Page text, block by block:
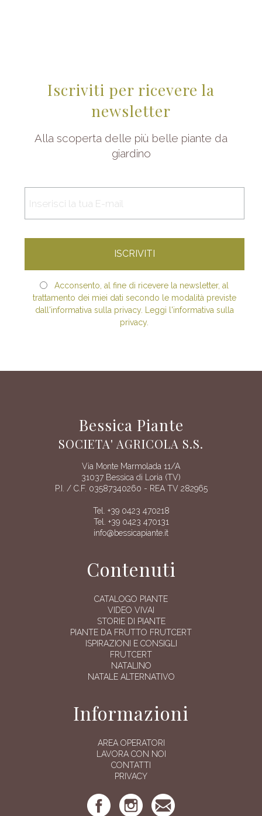
Iscriviti per ricevere la
newsletter
Alla scoperta delle più belle piante da
giardino
Acconsento, al fine di ricevere la newsletter, al
trattamento dei miei dati secondo le modalità previste
dall'informativa sulla privacy. Leggi l'informativa sulla
privacy.
Bessica Piante
SOCIETA' AGRICOLA S.S.
Via Monte Marmolada 11/A
31037 Bessica di Loria (TV)
P.I. / C.F. 03587340260 - REA TV 282965
Tel. +39 0423 470218
Tel. +39 0423 470131
info@bessicapiante.it
Contenuti
CATALOGO PIANTE
VIDEO VIVAI
STORIE DI PIANTE
PIANTE DA FRUTTO FRUTCERT
ISPIRAZIONI E CONSIGLI
FRUTCERT
NATALINO
NATALE ALTERNATIVO
Informazioni
AREA OPERATORI
LAVORA CON NOI
CONTATTI
PRIVACY